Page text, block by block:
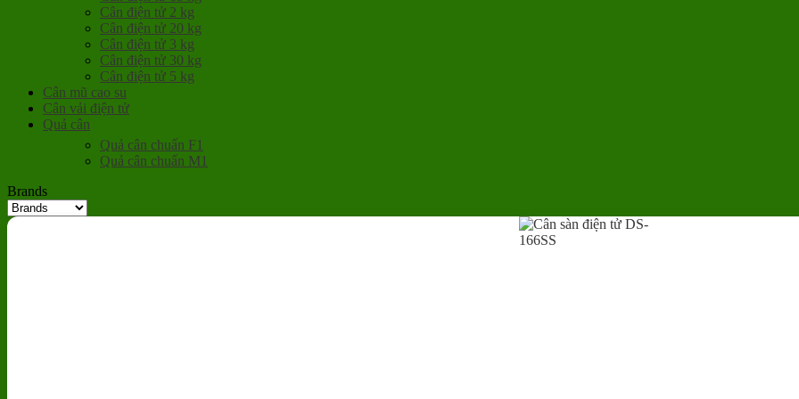
Cân điện tử 2 kg
Cân điện tử 20 kg
Cân điện tử 3 kg
Cân điện tử 30 kg
Cân điện tử 5 kg
Cân mũ cao su
Cân vải điện tử
Quả cân
Quả cân chuẩn F1
Quả cân chuẩn M1
Brands